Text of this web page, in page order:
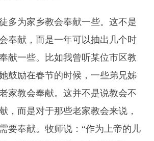
多为家乡教会奉献一些。这不是
奉献，而是一年可以抽出几个时
献一些。比如我曾听某位市区教
鼓励在春节的时候，一些弟兄姊
家教会奉献。这并不是说教会不
，而是对于那些老家教会来说，
要奉献。牧师说：“作为上帝的儿